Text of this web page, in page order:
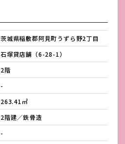
茨城県稲敷郡阿見町うずら野2丁目
石塚貸店舗（6-28-1）
2階
-
263.41㎡
2階建／鉄骨造
-